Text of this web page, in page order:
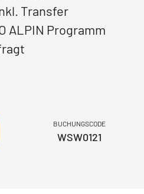
Transfer
ALPIN Programm
BUCHUNGSCODE
WSW0121